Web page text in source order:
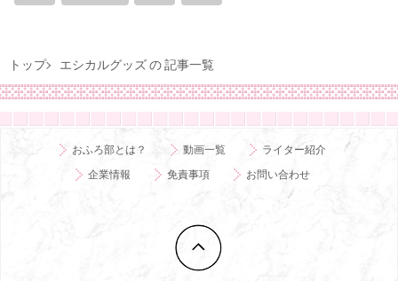
トップ エシカルグッズ の 記事一覧
おふろ部とは？ 動画一覧
ライター紹介
企業情報
免責事項 お問い合わせ